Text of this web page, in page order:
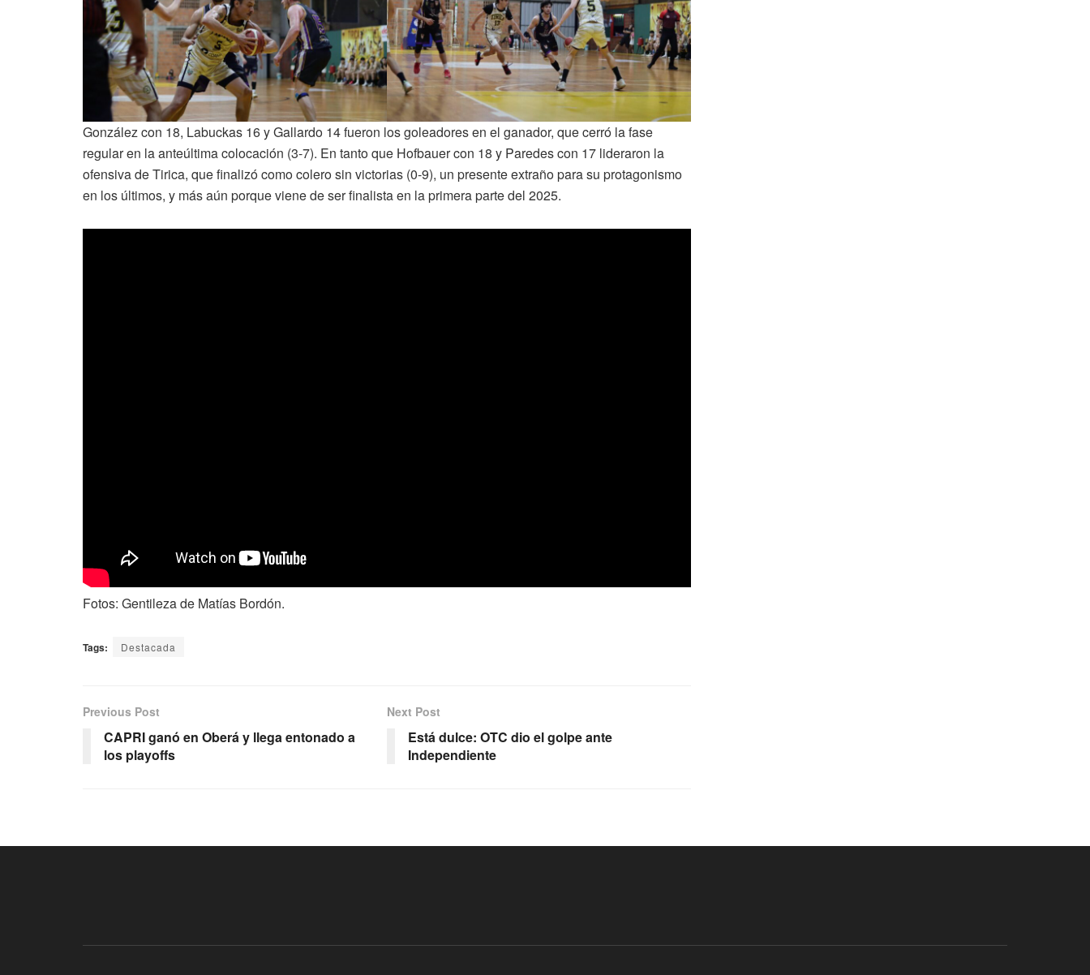
González con 18, Labuckas 16 y Gallardo 14 fueron los goleadores en el ganador, que cerró la fase
regular en la anteúltima colocación (3-7). En tanto que Hofbauer con 18 y Paredes con 17 lideraron la
ofensiva de Tirica, que finalizó como colero sin victorias (0-9), un presente extraño para su protagonismo
en los últimos, y más aún porque viene de ser finalista en la primera parte del 2025.
Fotos: Gentileza de Matías Bordón.
Tags: Destacada
Previous Post
CAPRI ganó en Oberá y llega entonado a
los playoffs
Next Post
Está dulce: OTC dio el golpe ante
Independiente